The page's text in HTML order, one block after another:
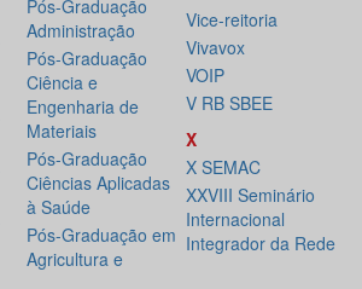
Pós-Graduação
Administração
Pós-Graduação
Ciência e
Engenharia de
Materiais
Pós-Graduação
Ciências Aplicadas
à Saúde
Pós-Graduação em
Agricultura e
Vice-reitoria
Vivavox
VOIP
V RB SBEE
X
X SEMAC
XXVIII Seminário
Internacional
Integrador da Rede